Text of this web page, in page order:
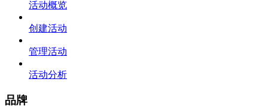
活动概览
创建活动
管理活动
活动分析
品牌